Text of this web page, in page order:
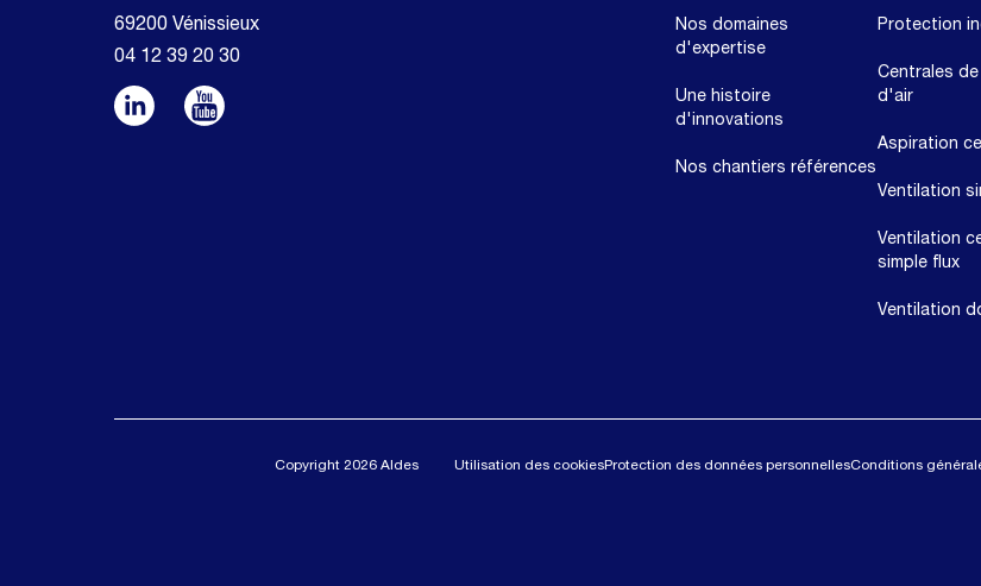
69200 Vénissieux
04 12 39 20 30
Nos domaines
d'expertise
Une histoire
d'innovations
Nos chantiers références
Protection
Centrales
d'air
Aspiration
Ventilation
Ventilation
simple flux
Ventilation
Copyright 2026 Aldes Utilisation des cookiesProtection des données personnellesConditions